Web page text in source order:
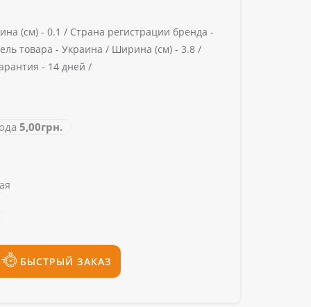
(см) - 0.1 / Страна регистрации бренда -
товара - Украина / Ширина (cм) - 3.8 /
- 14 дней /
5,00грн.
БЫСТРЫЙ ЗАКАЗ